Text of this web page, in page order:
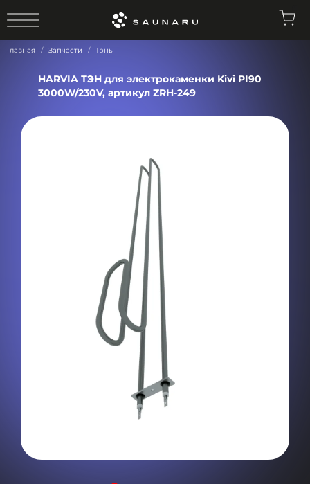
Главная Запчасти Тэны
HARVIA ТЭН для электрокаменки Kivi PI90
3000W/230V, артикул ZRH-249